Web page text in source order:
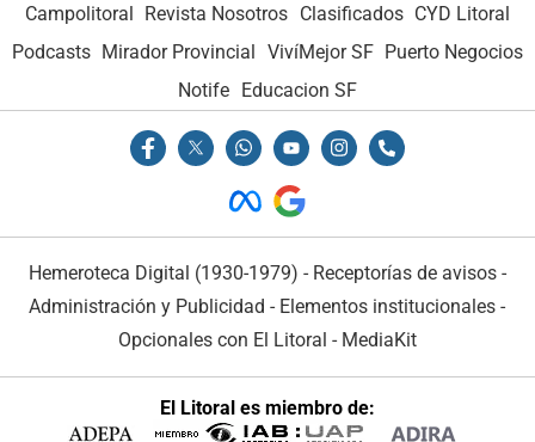
Campolitoral Revista Nosotros Clasificados CYD Litoral
Podcasts Mirador Provincial VivíMejor SF Puerto Negocios
Notife Educacion SF
Hemeroteca Digital (1930-1979) - Receptorías de avisos -
Administración y Publicidad - Elementos institucionales -
Opcionales con El Litoral - MediaKit
El Litoral es miembro de: